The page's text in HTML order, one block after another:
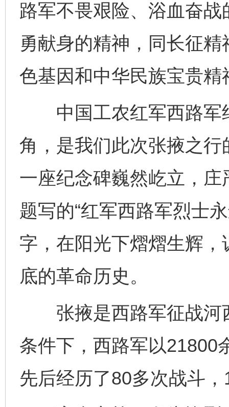
路军不畏艰险、浴血奋
勇献身的精神，同长征
色基因和中华民族宝贵精
中国工农红军西路军
角，是我们此次张掖之
一座纪念碑巍然屹立，
题写的“红军西路军烈士
字，在阳光下熠熠生辉
底的革命历史。
张掖是西路军征战河
条件下，西路军以21800
先后经历了80多次战斗